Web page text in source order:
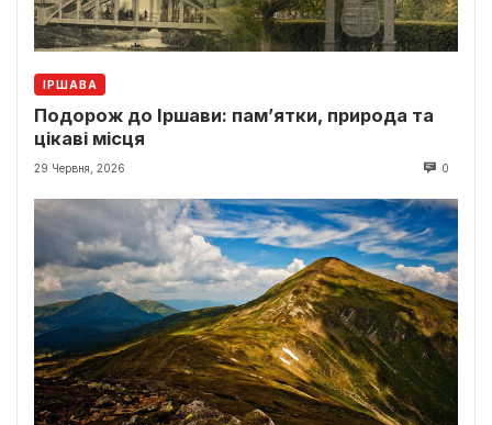
ІРШАВА
Подорож до Іршави: пам’ятки, природа та
цікаві місця
29 Червня, 2026 0